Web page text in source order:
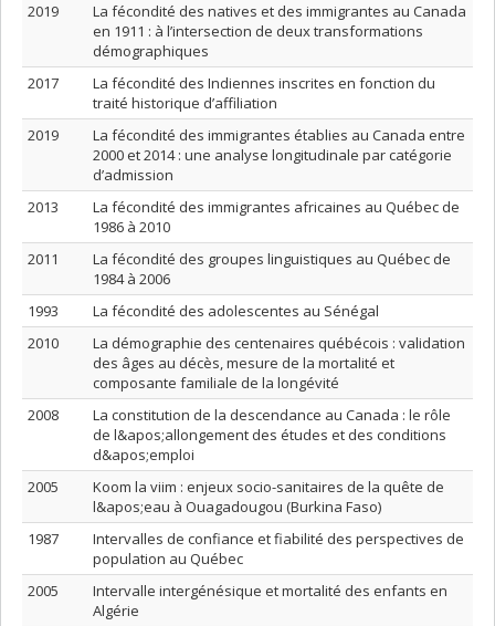
2019
La fécondité des natives et des immigrantes au Canada
en 1911 : à l’intersection de deux transformations
démographiques
2017
La fécondité des Indiennes inscrites en fonction du
traité historique d’affiliation
2019
La fécondité des immigrantes établies au Canada entre
2000 et 2014 : une analyse longitudinale par catégorie
d’admission
2013
La fécondité des immigrantes africaines au Québec de
1986 à 2010
2011
La fécondité des groupes linguistiques au Québec de
1984 à 2006
1993
La fécondité des adolescentes au Sénégal
2010
La démographie des centenaires québécois : validation
des âges au décès, mesure de la mortalité et
composante familiale de la longévité
2008
La constitution de la descendance au Canada : le rôle
de l&apos;allongement des études et des conditions
d&apos;emploi
2005
Koom la viim : enjeux socio-sanitaires de la quête de
l&apos;eau à Ouagadougou (Burkina Faso)
1987
Intervalles de confiance et fiabilité des perspectives de
population au Québec
2005
Intervalle intergénésique et mortalité des enfants en
Algérie